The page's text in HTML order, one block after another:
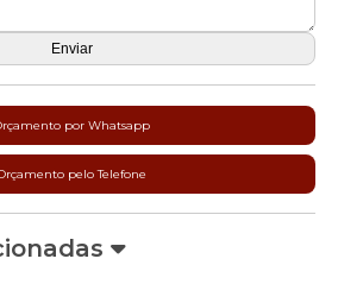
por Whatsapp
pelo Telefone